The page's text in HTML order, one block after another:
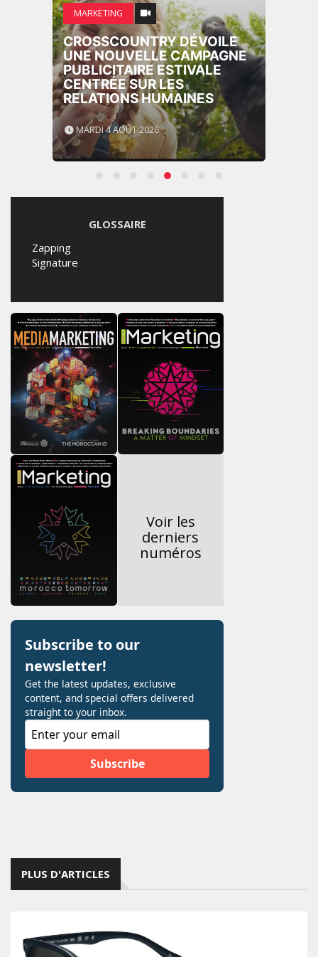
MARKETING
CROSSCOUNTRY DÉVOILE
UNE NOUVELLE CAMPAGNE
PUBLICITAIRE ESTIVALE
CENTRÉE SUR LES
RELATIONS HUMAINES
MARDI 4 AOÛT 2026
GLOSSAIRE
Zapping
Signature
Voir les
derniers
numéros
PLUS D'ARTICLES